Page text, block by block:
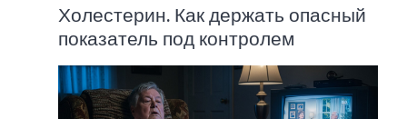
Холестерин. Как держать опасный
показатель под контролем